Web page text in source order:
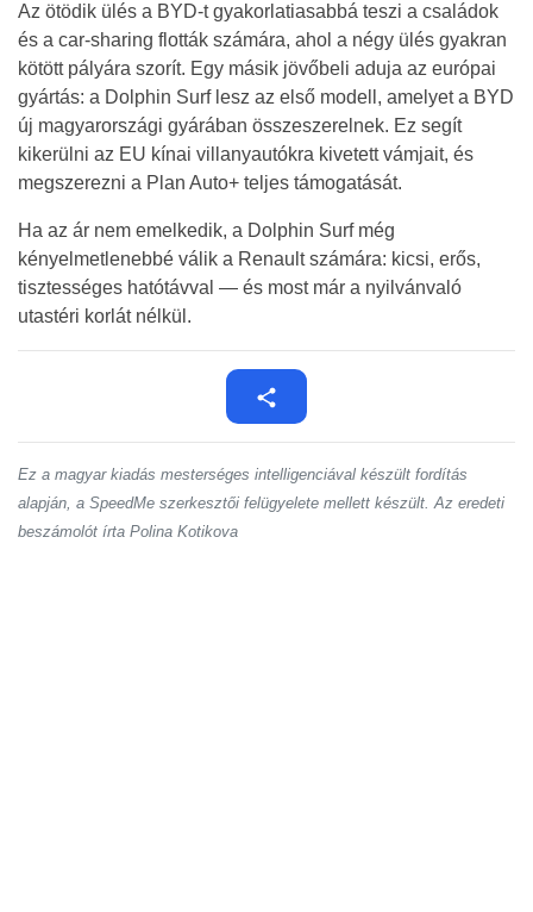
Az ötödik ülés a BYD-t gyakorlatiasabbá teszi a családok
és a car-sharing flották számára, ahol a négy ülés gyakran
kötött pályára szorít. Egy másik jövőbeli aduja az európai
gyártás: a Dolphin Surf lesz az első modell, amelyet a BYD
új magyarországi gyárában összeszerelnek. Ez segít
kikerülni az EU kínai villanyautókra kivetett vámjait, és
megszerezni a Plan Auto+ teljes támogatását.
Ha az ár nem emelkedik, a Dolphin Surf még
kényelmetlenebbé válik a Renault számára: kicsi, erős,
tisztességes hatótávval — és most már a nyilvánvaló
utastéri korlát nélkül.
Ez a magyar kiadás mesterséges intelligenciával készült fordítás
alapján, a SpeedMe szerkesztői felügyelete mellett készült. Az eredeti
beszámolót írta Polina Kotikova